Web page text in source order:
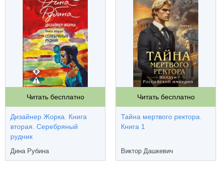
Читать бесплатно
Дизайнер Жорка. Книга
вторая. Серебряный
рудник
Дина Рубина
Читать бесплатно
Тайна мертвого ректора.
Книга 1
Виктор Дашкевич